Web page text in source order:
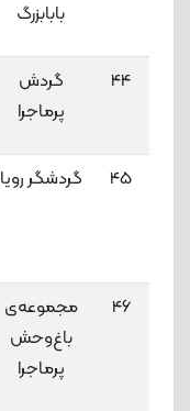
بابابزرگ
44
گردش
پرماجرا
45 گردشگر رویا
46
مجموعه‌ی
باغ‌وحش
پرماجرا